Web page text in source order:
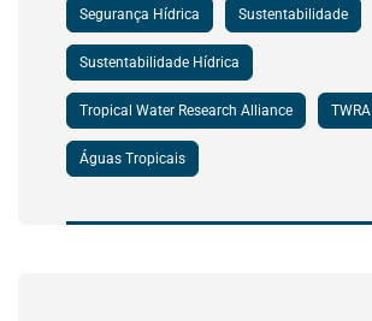
Segurança Hídrica Sustentabilidade
Sustentabilidade Hídrica
Tropical Water Research Alliance TWRA
Águas Tropicais